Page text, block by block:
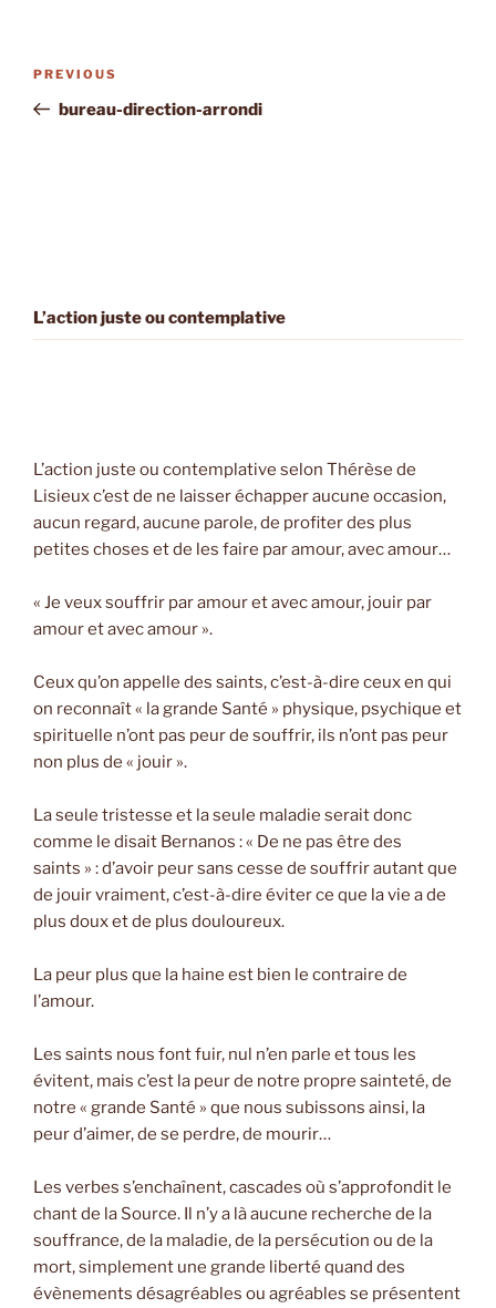
Previous
Post
PREVIOUS
bureau-direction-arrondi
L’action juste ou contemplative
L’action juste ou contemplative selon Thérèse de
Lisieux c’est de ne laisser échapper aucune occasion,
aucun regard, aucune parole, de profiter des plus
petites choses et de les faire par amour, avec amour…
« Je veux souffrir par amour et avec amour, jouir par
amour et avec amour ».
Ceux qu’on appelle des saints, c’est-à-dire ceux en qui
on reconnaît « la grande Santé » physique, psychique et
spirituelle n’ont pas peur de souffrir, ils n’ont pas peur
non plus de « jouir ».
La seule tristesse et la seule maladie serait donc
comme le disait Bernanos : « De ne pas être des
saints » : d’avoir peur sans cesse de souffrir autant que
de jouir vraiment, c’est-à-dire éviter ce que la vie a de
plus doux et de plus douloureux.
La peur plus que la haine est bien le contraire de
l’amour.
Les saints nous font fuir, nul n’en parle et tous les
évitent, mais c’est la peur de notre propre sainteté, de
notre « grande Santé » que nous subissons ainsi, la
peur d’aimer, de se perdre, de mourir…
Les verbes s’enchaînent, cascades où s’approfondit le
chant de la Source. Il n’y a là aucune recherche de la
souffrance, de la maladie, de la persécution ou de la
mort, simplement une grande liberté quand des
évènements désagréables ou agréables se présentent